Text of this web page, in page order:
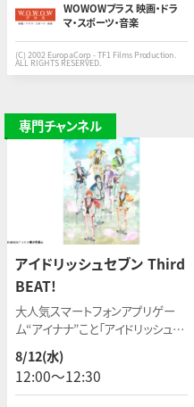
WOWOWプラス 映画・ドラ
マ・スポーツ・音楽
(C) 2002 EuropaCorp - TF1 Films Production.
ALL RIGHTS RESERVED.
専門チャンネル
アイドリッシュセブン Third
BEAT!
大人気スマートフォンアプリゲー
ム“アイナナ”こと「アイドリッシュセ
ブン」のアニメ3期。IDOLiSH7、
TRIGGER、Re：valeに芸能界の“ノ
イズ”が近付く。
8/12(水)
12:00〜12:30